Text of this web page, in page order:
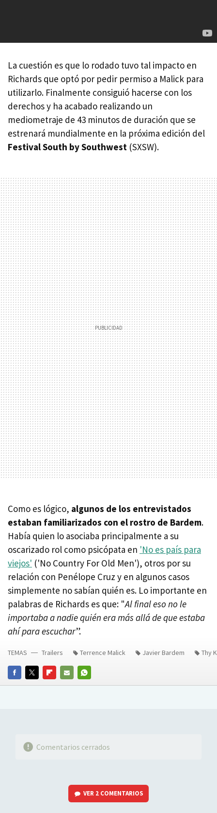
La cuestión es que lo rodado tuvo tal impacto en
Richards que optó por pedir permiso a Malick para
utilizarlo. Finalmente consiguió hacerse con los
derechos y ha acabado realizando un
mediometraje de 43 minutos de duración que se
estrenará mundialmente en la próxima edición del
Festival South by Southwest (SXSW).
Como es lógico, algunos de los entrevistados
estaban familiarizados con el rostro de Bardem.
Había quien lo asociaba principalmente a su
oscarizado rol como psicópata en 'No es país para
viejos' ('No Country For Old Men'), otros por su
relación con Penélope Cruz y en algunos casos
simplemente no sabían quién es. Lo importante en
palabras de Richards es que: "Al final eso no le
importaba a nadie quién era más allá de que estaba
ahí para escuchar”.
FACEBOOKTWITTERFLIPBOARD
E-
WHATSAPP
TEMAS Trailers Terrence Malick Javier Bardem Thy
Comentarios cerrados
VER 2 COMENTARIOS